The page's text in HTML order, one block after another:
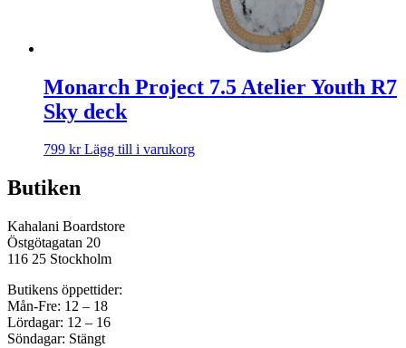
Monarch Project 7.5 Atelier Youth R7
Sky deck
799 kr Lägg till i varukorg
Butiken
Kahalani Boardstore
Östgötagatan 20
116 25 Stockholm
Butikens öppettider:
Mån-Fre: 12 – 18
Lördagar: 12 – 16
Söndagar: Stängt